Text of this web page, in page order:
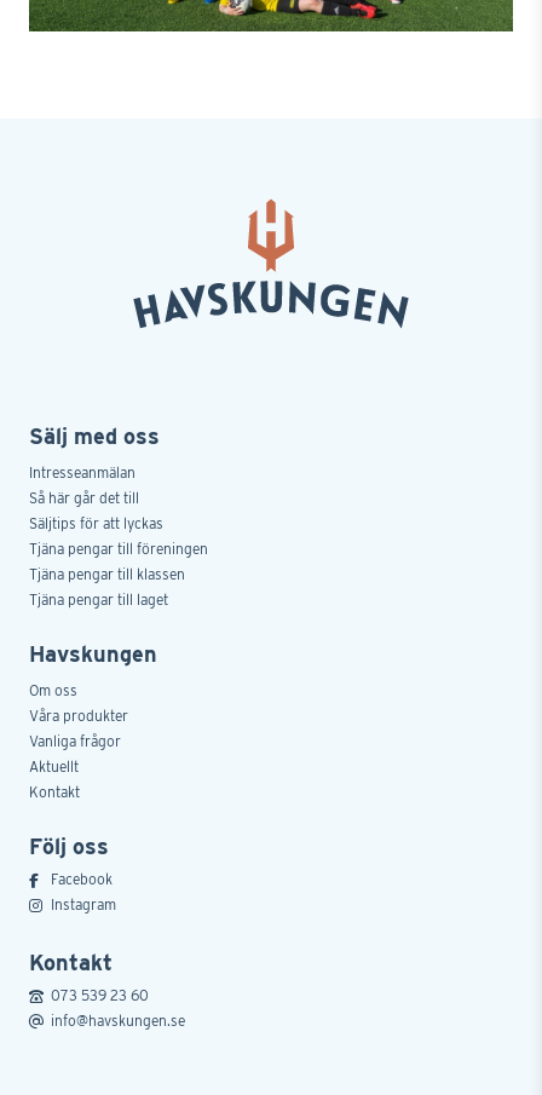
Sälj med oss
Intresseanmälan
Så här går det till
Säljtips för att lyckas
Tjäna pengar till föreningen
Tjäna pengar till klassen
Tjäna pengar till laget
Havskungen
Om oss
Våra produkter
Vanliga frågor
Aktuellt
Kontakt
Följ oss
Facebook
Instagram
Kontakt
073 539 23 60
info@havskungen.se